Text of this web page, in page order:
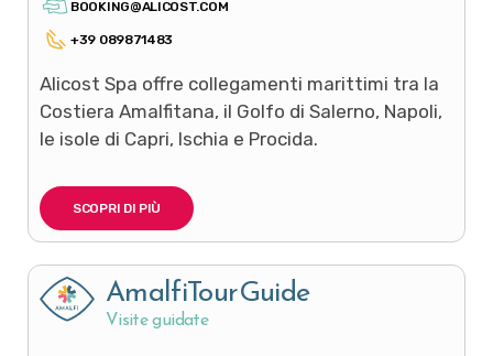
BOOKING@ALICOST.COM
+39 089871483
Alicost Spa offre collegamenti marittimi tra la
Costiera Amalfitana, il Golfo di Salerno, Napoli,
le isole di Capri, Ischia e Procida.
SCOPRI DI PIÙ
AmalfiTourGuide
Visite guidate